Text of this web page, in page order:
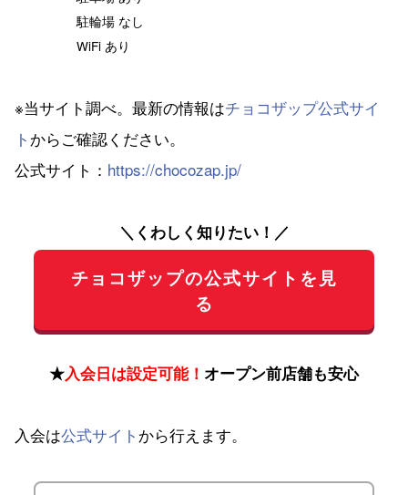
駐輪場 なし
WiFi あり
※当サイト調べ。最新の情報はチョコザップ公式サイ
ト からご確認ください。
公式サイト： https://chocozap.jp/
＼くわしく知りたい！／
チョコザップの公式サイトを見
る
★入会日は設定可能！ オープン前店舗も安心
入会は公式サイト から行えます。